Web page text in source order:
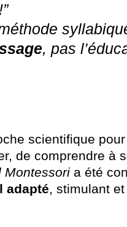
, pas
scientifique pour
de comprendre à
Montessori a été
adapté, stimulant